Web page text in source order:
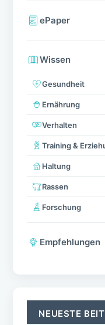
ePaper
Wissen
Gesundheit
Ernährung
Verhalten
Training &
Haltung
Rassen
Forschung
Empfehlungen
NEUESTE